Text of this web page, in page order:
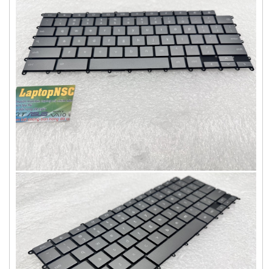
-------------------
+ LaptopNSC.vn chuyên bán các loại laptop mang về từ
Mỹ
- Hình chụp thật
- Còn tin là còn hàng (hàng về liên tục)
- Mô tả đúng từng chi tiết, ghi rõ tình trạng.
- Cam kết: Đúng mô tả.
- Ship toàn quốc thông qua các sàn thương mại
>>> Giá 450k